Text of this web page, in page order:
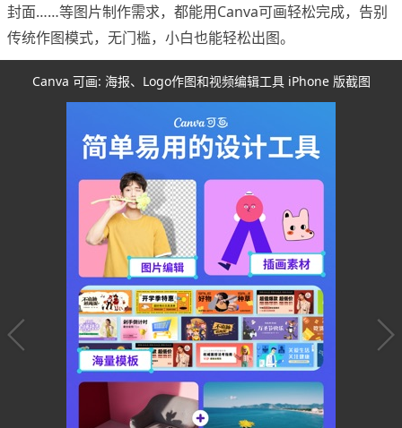
封面……等图片制作需求，都能用Canva可画轻松完成，告别
传统作图模式，无门槛，小白也能轻松出图。
Canva 可画: 海报、Logo作图和视频编辑工具 iPhone 版截图